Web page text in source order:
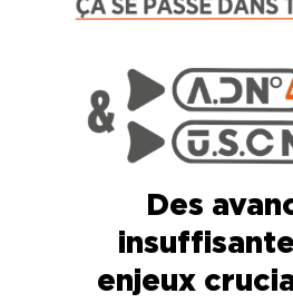
Des
enjeux